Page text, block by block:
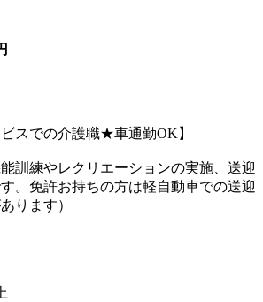
スでの介護職★車通勤OK】
訓練やレクリエーションの実施、送迎
。免許お持ちの方は軽自動車での送迎
ります）